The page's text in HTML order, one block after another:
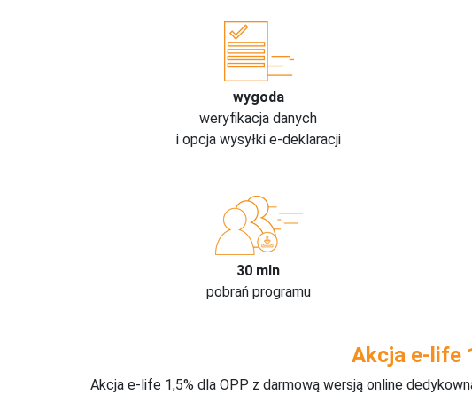
wygoda
weryfikacja danych
i opcja wysyłki e-deklaracji
30 mln
pobrań programu
Akcja e-life
Akcja e-life 1,5% dla OPP z darmową wersją online